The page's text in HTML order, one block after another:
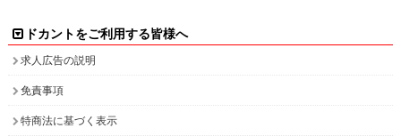
ドカントをご利用する皆様へ
求人広告の説明
免責事項
特商法に基づく表示